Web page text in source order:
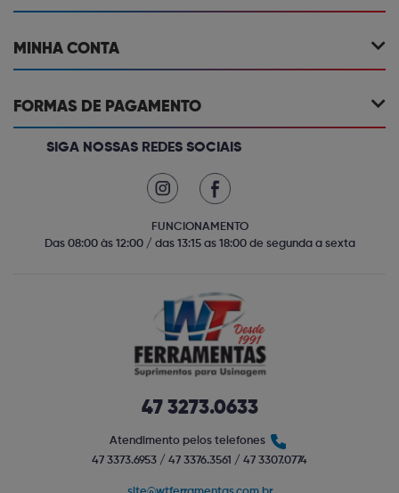
MINHA CONTA
FORMAS DE PAGAMENTO
SIGA NOSSAS REDES SOCIAIS
FUNCIONAMENTO
Das 08:00 às 12:00 / das 13:15 as 18:00 de segunda a sexta
47 3273.0633
Atendimento pelos telefones
47 3373.6953 / 47 3376.3561 / 47 3307.0774